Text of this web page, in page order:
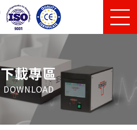
下載專區
DOWNLOAD